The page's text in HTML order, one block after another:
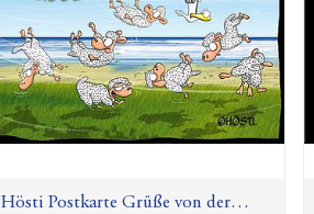
Hösti Postkarte Grüße von der